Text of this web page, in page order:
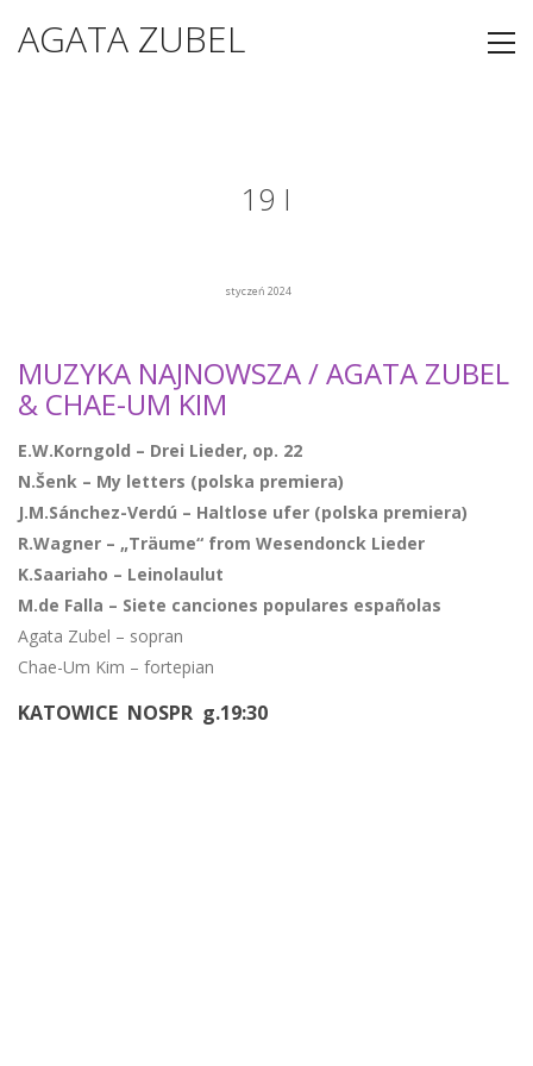
AGATA ZUBEL
19 I
styczeń 2024
MUZYKA NAJNOWSZA / AGATA ZUBEL
& CHAE-UM KIM
E.W.Korngold – Drei Lieder, op. 22
N.Šenk – My letters (polska premiera)
J.M.Sánchez-Verdú – Haltlose ufer (polska premiera)
R.Wagner – „Träume“ from Wesendonck Lieder
K.Saariaho – Leinolaulut
M.de Falla – Siete canciones populares españolas
Agata Zubel – sopran
Chae-Um Kim – fortepian
KATOWICE NOSPR g.19:30